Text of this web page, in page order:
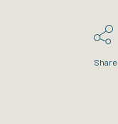
Share